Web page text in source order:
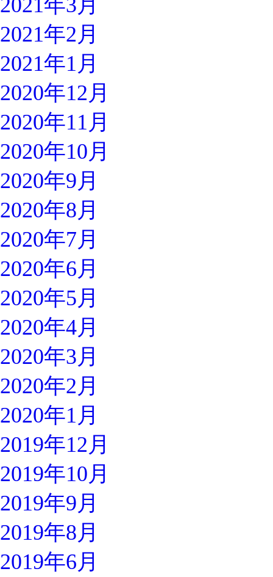
2021年3月
2021年2月
2021年1月
2020年12月
2020年11月
2020年10月
2020年9月
2020年8月
2020年7月
2020年6月
2020年5月
2020年4月
2020年3月
2020年2月
2020年1月
2019年12月
2019年10月
2019年9月
2019年8月
2019年6月